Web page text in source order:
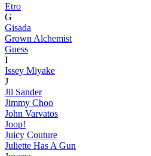
Etro
G
Gisada
Grown Alchemist
Guess
I
Issey Miyake
J
Jil Sander
Jimmy Choo
John Varvatos
Joop!
Juicy Couture
Juliette Has A Gun